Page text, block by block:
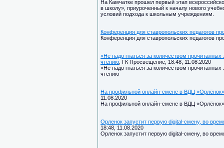
На Камчатке прошел первый этап
в школу», приуроченный к началу нового
условий подхода к школьным учреждениям.
Конференция для ставропольских педагогов
Конференция для ставропольских педагогов
«Не надо гнаться за количеством
чтению , ГК Просвещение, 18:48, 11.08.2020
«Не надо гнаться за количеством
чтению
На профильной онлайн-смене в ВДЦ
11.08.2020
На профильной онлайн-смене в ВДЦ
Орленок запустит первую digital-смену, во
18:48, 11.08.2020
Орленок запустит первую digital-смену, во